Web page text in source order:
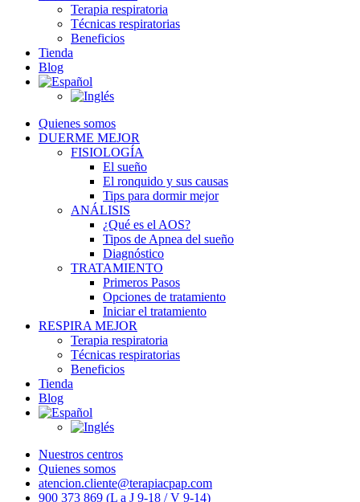
Terapia respiratoria
Técnicas respiratorias
Beneficios
Tienda
Blog
Quienes somos
DUERME MEJOR
FISIOLOGÍA
El sueño
El ronquido y sus causas
Tips para dormir mejor
ANÁLISIS
¿Qué es el AOS?
Tipos de Apnea del sueño
Diagnóstico
TRATAMIENTO
Primeros Pasos
Opciones de tratamiento
Iniciar el tratamiento
RESPIRA MEJOR
Terapia respiratoria
Técnicas respiratorias
Beneficios
Tienda
Blog
Nuestros centros
Quienes somos
atencion.cliente@terapiacpap.com
900 373 869 (L a J 9-18 / V 9-14)